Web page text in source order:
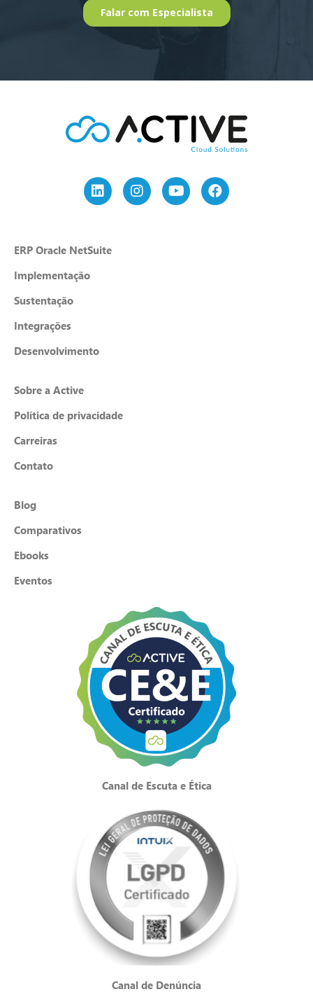
ERP Oracle NetSuite
Implementação
Sustentação
Integrações
Desenvolvimento
Sobre a Active
Política de privacidade
Carreiras
Contato
Blog
Comparativos
Ebooks
Eventos
Canal de Escuta e Ética
Canal de Denúncia